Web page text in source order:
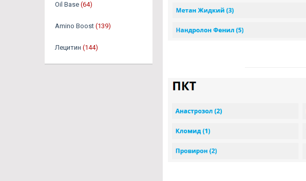
Oil Base (64)
Amino Boost (139)
Лецитин (144)